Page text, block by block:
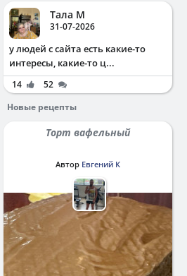
Тала М
31-07-2026
у людей с сайта есть какие-то
интересы, какие-то ц...
14
52
Новые рецепты
Торт вафельный
Автор Евгений К